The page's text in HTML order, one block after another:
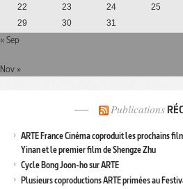
22
23 24 25
29
30 31
« Sep
Nov »
Publications
ARTE France Cinéma coproduit les prochains
Yinan et le premier film de Shengze Zhu
Cycle Bong Joon-ho sur ARTE
Plusieurs coproductions ARTE primées au